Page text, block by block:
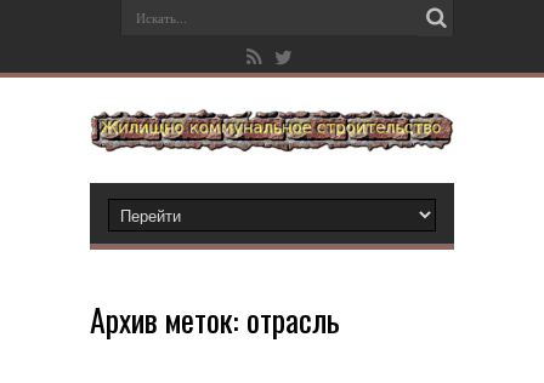
Архив меток: отрасль